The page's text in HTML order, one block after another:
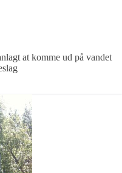
at komme ud på vandet